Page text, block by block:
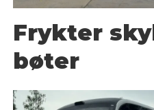
Frykter
bøter